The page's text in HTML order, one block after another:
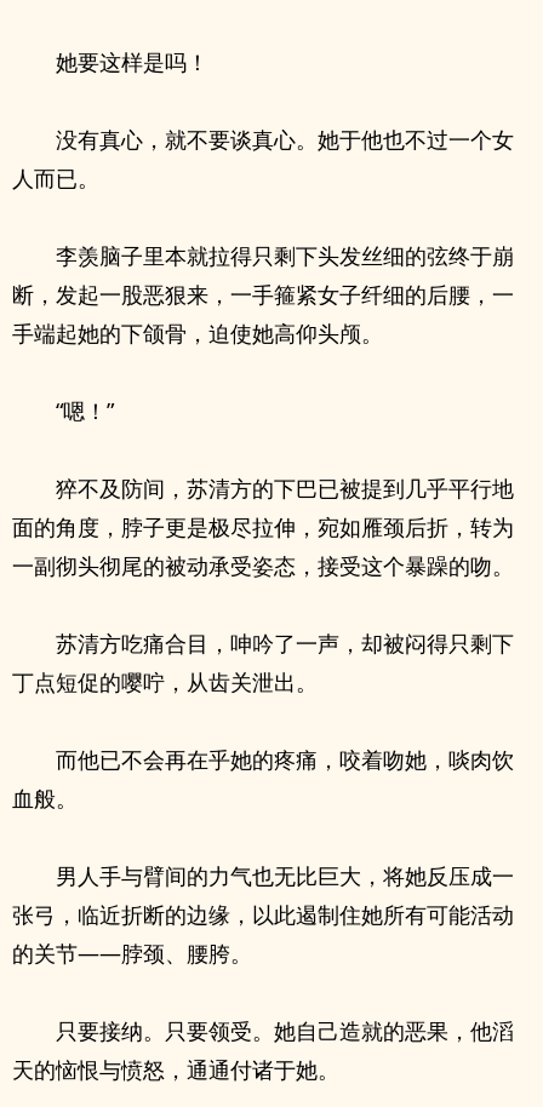
她要这样是吗！
没有真心，就不要谈真心。她于他也不过一个女
人而已。
李羡脑子里本就拉得只剩下头发丝细的弦终于崩
断，发起一股恶狠来，一手箍紧女子纤细的后腰，一
手端起她的下颌骨，迫使她高仰头颅。
“嗯！”
猝不及防间，苏清方的下巴已被提到几乎平行地
面的角度，脖子更是极尽拉伸，宛如雁颈后折，转为
一副彻头彻尾的被动承受姿态，接受这个暴躁的吻。
苏清方吃痛合目，呻吟了一声，却被闷得只剩下
丁点短促的嘤咛，从齿关泄出。
而他已不会再在乎她的疼痛，咬着吻她，啖肉饮
血般。
男人手与臂间的力气也无比巨大，将她反压成一
张弓，临近折断的边缘，以此遏制住她所有可能活动
的关节——脖颈、腰胯。
只要接纳。只要领受。她自己造就的恶果，他滔
天的恼恨与愤怒，通通付诸于她。